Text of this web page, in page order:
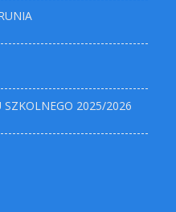
SZKOLNEGO 2025/2026